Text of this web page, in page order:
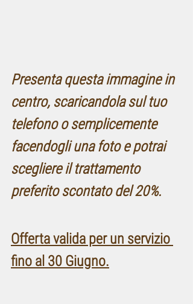
Presenta questa immagine in
centro, scaricandola sul tuo
telefono o semplicemente
facendogli una foto e potrai
scegliere il trattamento
preferito scontato del 20%.
Offerta valida per un servizio
fino al 30 Giugno.